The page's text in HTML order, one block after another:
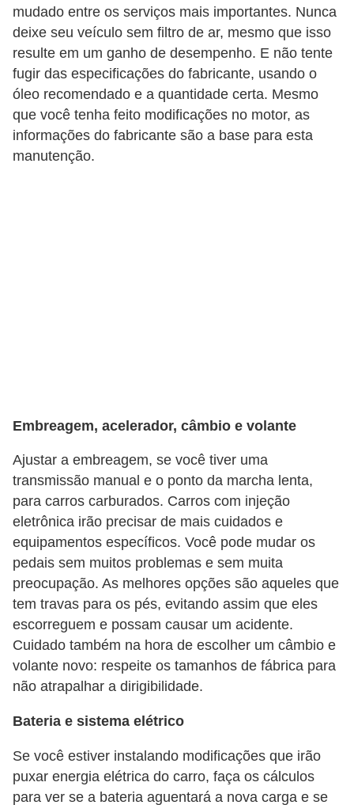
mudado entre os serviços mais importantes. Nunca
deixe seu veículo sem filtro de ar, mesmo que isso
resulte em um ganho de desempenho. E não tente
fugir das especificações do fabricante, usando o
óleo recomendado e a quantidade certa. Mesmo
que você tenha feito modificações no motor, as
informações do fabricante são a base para esta
manutenção.
Embreagem, acelerador, câmbio e volante
Ajustar a embreagem, se você tiver uma
transmissão manual e o ponto da marcha lenta,
para carros carburados. Carros com injeção
eletrônica irão precisar de mais cuidados e
equipamentos específicos. Você pode mudar os
pedais sem muitos problemas e sem muita
preocupação. As melhores opções são aqueles que
tem travas para os pés, evitando assim que eles
escorreguem e possam causar um acidente.
Cuidado também na hora de escolher um câmbio e
volante novo: respeite os tamanhos de fábrica para
não atrapalhar a dirigibilidade.
Bateria e sistema elétrico
Se você estiver instalando modificações que irão
puxar energia elétrica do carro, faça os cálculos
para ver se a bateria aguentará a nova carga e se
M
o
t
o
s
e
s
a
e
m
a
n
u
t
e
n
ç
S